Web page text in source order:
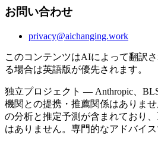
お問い合わせ
privacy@aichanging.work
このコンテンツはAIによって翻訳
る場合は英語版が優先されます。
独立プロジェクト — Anthropic、
機関との提携・推薦関係はありま
の分析と推定予測が含まれており
はありません。専門的なアドバイス